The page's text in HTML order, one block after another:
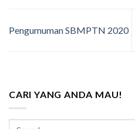
Pengumuman SBMPTN 2020
CARI YANG ANDA MAU!